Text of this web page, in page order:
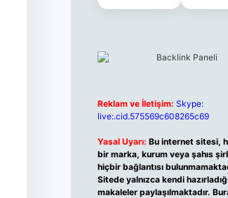
Reklam ve İletişim: Skype:
live:.cid.575569c608265c69
Yasal Uyarı: Bu internet sitesi,
bir marka, kurum veya şahıs
hiçbir bağlantısı
Sitede yalnızca kendi
makaleler paylaşılmaktadır.